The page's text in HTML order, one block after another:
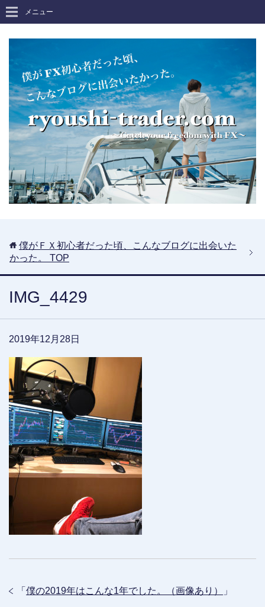
メニュー
僕がＦＸ初心者だった頃、こんなブログに出会いた
かった。
TOP
IMG_4429
2019年12月28日
「 僕の2019年はこんな1年でした。（画像あり） 」